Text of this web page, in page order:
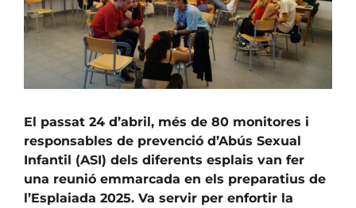
Image
El passat 24 d’abril, més de 80 monitores i
responsables de prevenció d’Abús Sexual
Infantil (ASI) dels diferents esplais van fer
una reunió emmarcada en els preparatius de
l’Esplaiada 2025. Va servir per enfortir la